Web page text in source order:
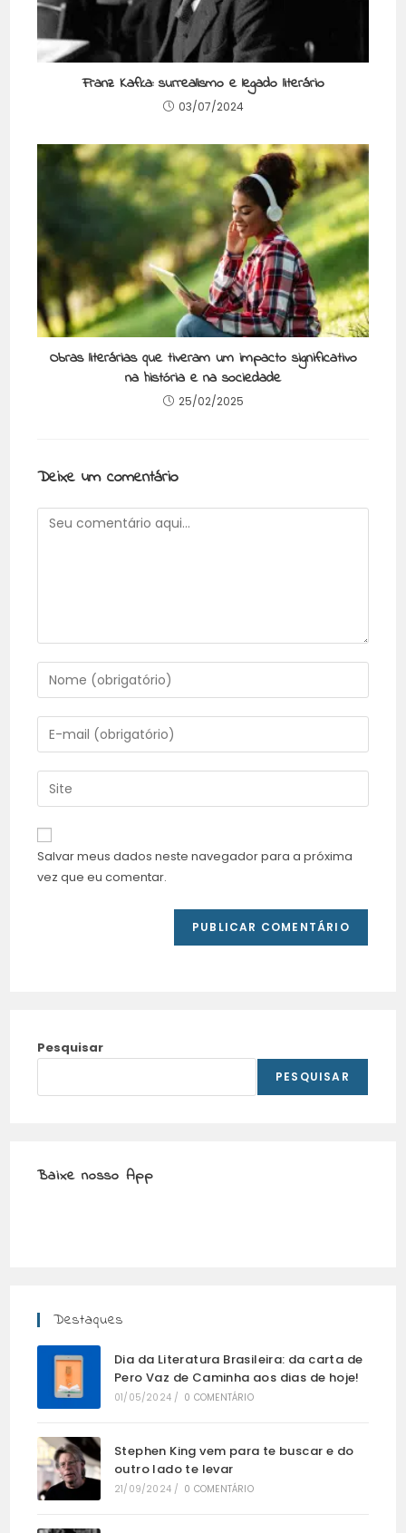
Franz Kafka: surrealismo e legado literário
03/07/2024
Obras literárias que tiveram um impacto significativo
na história e na sociedade
25/02/2025
Deixe um comentário
Salvar meus dados neste navegador para a próxima
vez que eu comentar.
Pesquisar
PESQUISAR
Baixe nosso App
Destaques
Dia da Literatura Brasileira: da carta de
Pero Vaz de Caminha aos dias de hoje!
01/05/2024 / 0 COMENTÁRIO
Stephen King vem para te buscar e do
outro lado te levar
21/09/2024 / 0 COMENTÁRIO